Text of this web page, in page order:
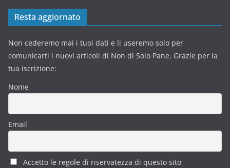
Resta aggiornato
Non cederemo mai i tuoi dati e li useremo solo per
comunicarti i nuovi articoli di Non di Solo Pane. Grazie per la
tua iscrizione:
Nome
Email
Accetto le regole di riservatezza di questo sito